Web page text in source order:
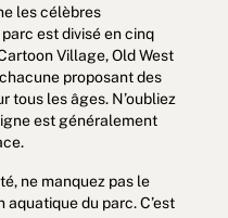
les célèbres
est divisé en cinq
Village, Old West
proposant des
tous les âges. N’oubliez
est généralement
ne manquez pas le
aquatique du parc. C’est